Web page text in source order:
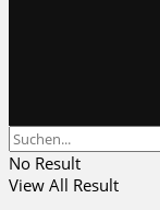
No Result
View All Result